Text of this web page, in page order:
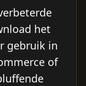
het
gebruik in
of